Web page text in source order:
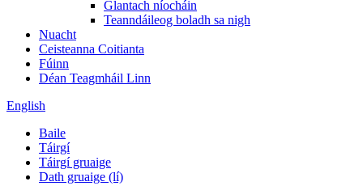
Glantach níocháin
Teanndáileog boladh sa nigh
Nuacht
Ceisteanna Coitianta
Fúinn
Déan Teagmháil Linn
English
Baile
Táirgí
Táirgí gruaige
Dath gruaige (lí)